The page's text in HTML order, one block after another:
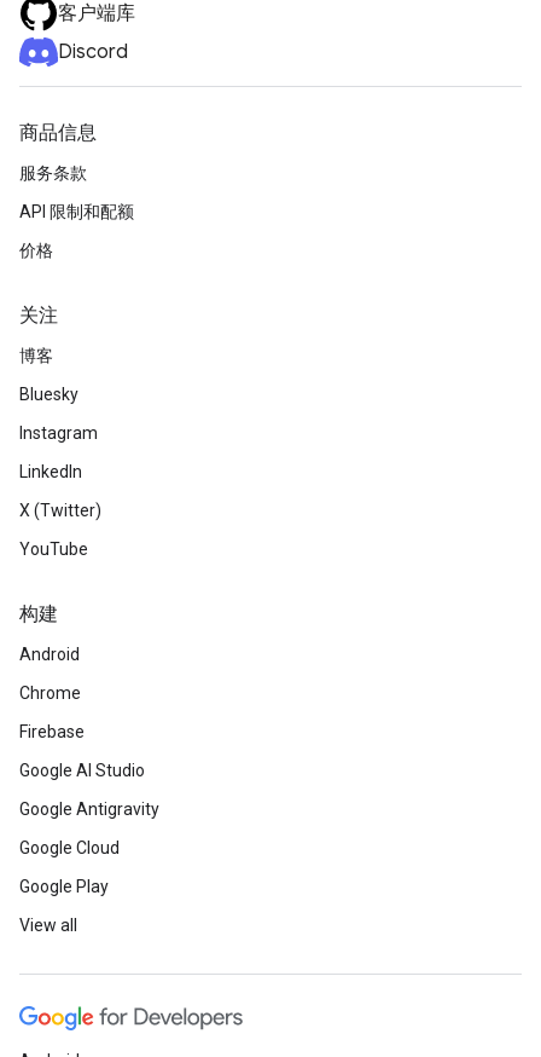
客户端库
Discord
商品信息
服务条款
API 限制和配额
价格
关注
博客
Bluesky
Instagram
LinkedIn
X (Twitter)
YouTube
构建
Android
Chrome
Firebase
Google AI Studio
Google Antigravity
Google Cloud
Google Play
View all